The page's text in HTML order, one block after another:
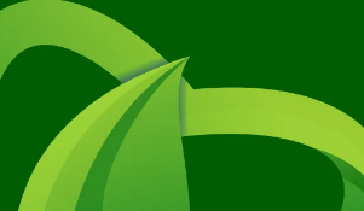
Saltar
contenido